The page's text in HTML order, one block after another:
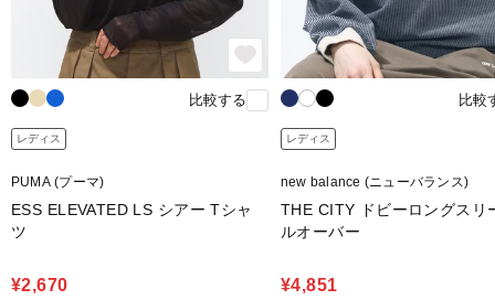
比較する
レディス
PUMA (プーマ)
ESS ELEVATED LS シアー Tシャ
ツ
¥2,670
比較
レディス
new balance (ニューバランス)
THE CITY ドビーロングスリ
ルオーバー
¥4,851